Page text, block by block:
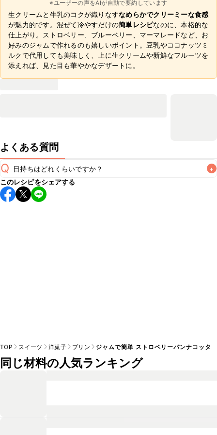
※ユーザーの声をAIが自動で要約しています
生クリームと牛乳のコクが織りなすなめらかでクリーミーな食感
が魅力的です。混ぜて冷やすだけの簡単レシピなのに、本格的な
仕上がり。ストロベリー、ブルーベリー、マーマレードなど、お
好みのジャムで作れるのも嬉しいポイント。豆乳やココナッツミ
ルクで代用しても美味しく、上に生クリームや新鮮なフルーツを
添えれば、見た目も華やかなデザートに。
よくある質問
Q 日持ちはどれくらいですか？ +
保存期間は冷蔵で翌日中が目安です。なるべくお早めにお召
し上がりください。
このレシピをシェアする
TOP スイーツ 洋菓子 プリン ジャムで簡単 ストロベリーパンナコッタ
同じ材料の人気ランキング